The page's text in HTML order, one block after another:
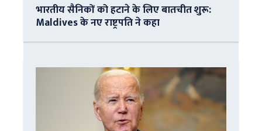
भारतीय सैनिकों को हटाने के लिए बातचीत शुरू:
Maldives के नए राष्ट्रपति ने कहा